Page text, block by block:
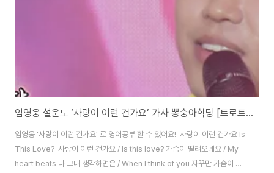
임영웅 설운도 ‘사랑이 이런 건가요’ 가사 뽕숭아학당 [트로트 영어로]
임영웅 ‘사랑이 이런 건가요’ 로 영어공부 할 수 있어요! ​ 사랑이 이런 건가요 Is
This Love? ​ 사랑이 이런 건가요 / Is this love? 가슴이 떨려오네요 / My
heart beats 나 그대 생각하면은 / When I think of you 자꾸만 가슴이 뛰